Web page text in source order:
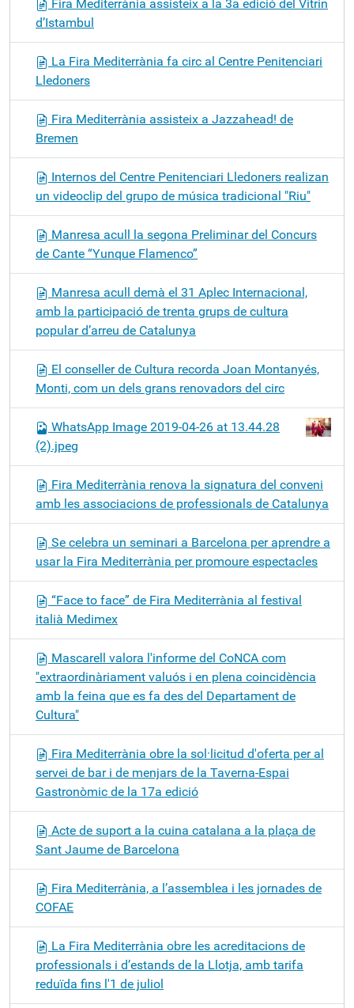
Fira Mediterrània assisteix a la 3a edició del Vitrin
d’Istambul
La Fira Mediterrània fa circ al Centre Penitenciari
Lledoners
Fira Mediterrània assisteix a Jazzahead! de
Bremen
Internos del Centre Penitenciari Lledoners realizan
un videoclip del grupo de música tradicional "Riu"
Manresa acull la segona Preliminar del Concurs
de Cante “Yunque Flamenco”
Manresa acull demà el 31 Aplec Internacional,
amb la participació de trenta grups de cultura
popular d’arreu de Catalunya
El conseller de Cultura recorda Joan Montanyés,
Monti, com un dels grans renovadors del circ
WhatsApp Image 2019-04-26 at 13.44.28
(2).jpeg
Fira Mediterrània renova la signatura del conveni
amb les associacions de professionals de Catalunya
Se celebra un seminari a Barcelona per aprendre a
usar la Fira Mediterrània per promoure espectacles
“Face to face” de Fira Mediterrània al festival
italià Medimex
Mascarell valora l'informe del CoNCA com
"extraordinàriament valuós i en plena coincidència
amb la feina que es fa des del Departament de
Cultura"
Fira Mediterrània obre la sol·licitud d'oferta per al
servei de bar i de menjars de la Taverna-Espai
Gastronòmic de la 17a edició
Acte de suport a la cuina catalana a la plaça de
Sant Jaume de Barcelona
Fira Mediterrània, a l’assemblea i les jornades de
COFAE
La Fira Mediterrània obre les acreditacions de
professionals i d’estands de la Llotja, amb tarifa
reduïda fins l'1 de juliol